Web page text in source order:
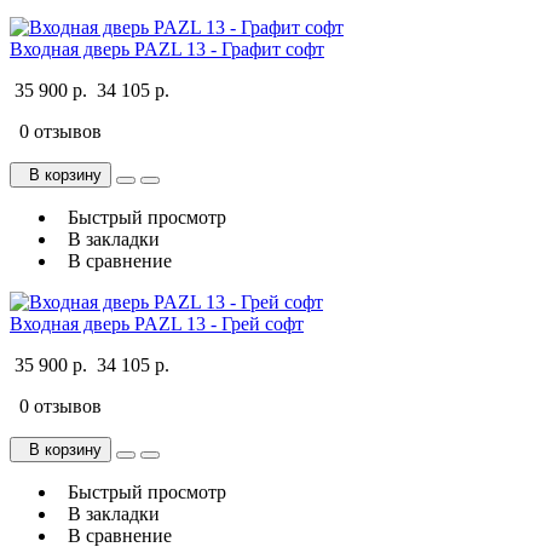
Входная дверь PAZL 13 - Графит софт
35 900 р. 34 105 р.
0 отзывов
В корзину
Быстрый просмотр
В закладки
В сравнение
Входная дверь PAZL 13 - Грей софт
35 900 р. 34 105 р.
0 отзывов
В корзину
Быстрый просмотр
В закладки
В сравнение